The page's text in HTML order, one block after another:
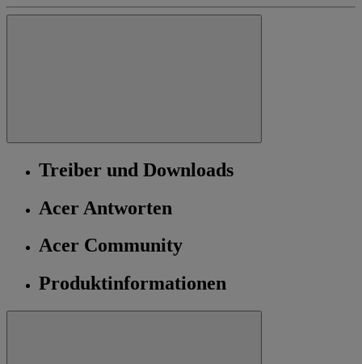
Treiber und Downloads
Acer Antworten
Acer Community
Produktinformationen